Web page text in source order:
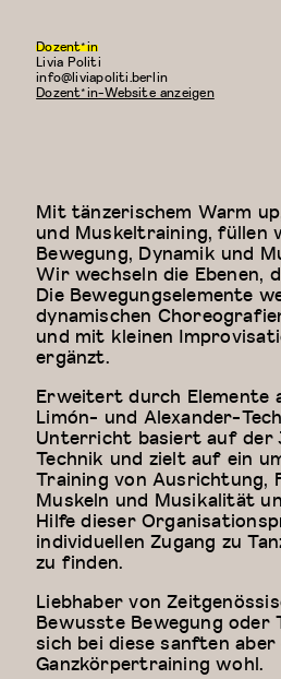
Mit tänzerischem Warm
und Muskeltraining, füllen
Bewegung, Dynamik und
Wir wechseln die Ebenen,
Die Bewegungselemente
dynamischen
und mit kleinen
ergänzt.
Erweitert durch Elemente
Limón- und Alexander-
Unterricht basiert auf der
Technik und zielt auf ein
Training von Ausrichtung,
Muskeln und Musikalität
Hilfe dieser
individuellen Zugang zu
zu finden.
Liebhaber von
Bewusste Bewegung oder
sich bei diese sanften
Ganzkörpertraining wohl.
Dozent*in
Livia Politi
E-
Mail:
info@liviapoliti.berlin
Dozent*in-Website anzeigen